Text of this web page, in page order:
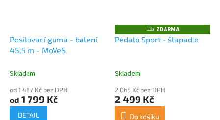
Posilovací guma - balení
45,5 m - MoVeS
Skladem
od 1 487 Kč bez DPH
od 1 799 Kč
DETAIL
Z
D
A
ZDARMA
Pedalo Sport - šlapadlo
Skladem
2 065 Kč bez DPH
2 499 Kč
Do košíku